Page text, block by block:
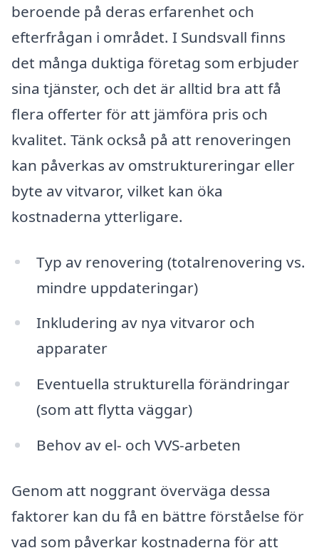
beroende på deras erfarenhet och
efterfrågan i området. I Sundsvall finns
det många duktiga företag som erbjuder
sina tjänster, och det är alltid bra att få
flera offerter för att jämföra pris och
kvalitet. Tänk också på att renoveringen
kan påverkas av omstruktureringar eller
byte av vitvaror, vilket kan öka
kostnaderna ytterligare.
Typ av renovering (totalrenovering vs.
mindre uppdateringar)
Inkludering av nya vitvaror och
apparater
Eventuella strukturella förändringar
(som att flytta väggar)
Behov av el- och VVS-arbeten
Genom att noggrant överväga dessa
faktorer kan du få en bättre förståelse för
vad som påverkar kostnaderna för att